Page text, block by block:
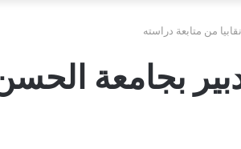
من متابعة دراسته
بجامعة